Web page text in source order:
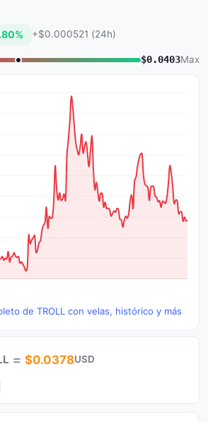
+$0.000521 (24h)
$0.0403Max
de TROLL con velas, histórico y más
= $0.0378USD